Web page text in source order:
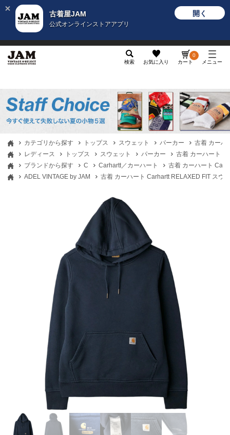
古着屋JAM
公式オンラインストアアプリ
開く
検索 お気に入り カート
0
メニュー
カテゴリから探す トップス スウェット パーカー
古着 カーハ
レディース
トップス スウェット パーカー
古着 カーハート
ブランドから探す
C Carhartt／カーハート
古着 カーハート
ADEL VINTAGE by JAM
古着 カーハート Carhartt RELAXED FIT スウ